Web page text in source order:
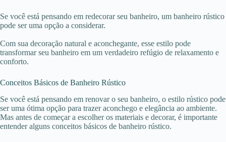
Se você está pensando em redecorar seu banheiro, um banheiro rústico
pode ser uma opção a considerar.
Com sua decoração natural e aconchegante, esse estilo pode
transformar seu banheiro em um verdadeiro refúgio de relaxamento e
conforto.
Conceitos Básicos de Banheiro Rústico
Se você está pensando em renovar o seu banheiro, o estilo rústico pode
ser uma ótima opção para trazer aconchego e elegância ao ambiente.
Mas antes de começar a escolher os materiais e decorar, é importante
entender alguns conceitos básicos de banheiro rústico.